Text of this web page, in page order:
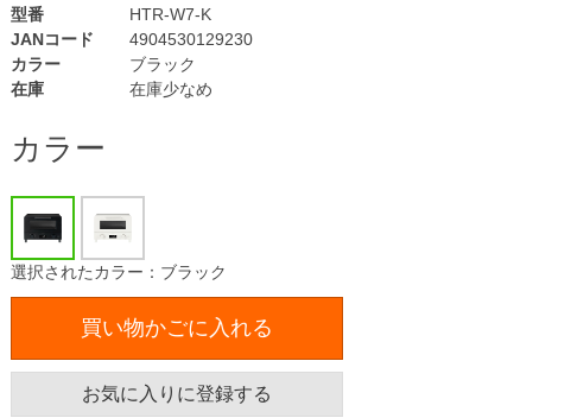
型番
HTR-W7-K
JANコード
4904530129230
カラー
ブラック
在庫
在庫少なめ
カラー
選択されたカラー：ブラック
買い物かごに入れる
お気に入りに登録する